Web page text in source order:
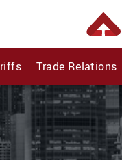
Trade Relations